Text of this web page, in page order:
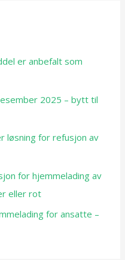
er anbefalt som
2025 – bytt til
løsning for refusjon av
for hjemmelading av
eller rot
for ansatte –